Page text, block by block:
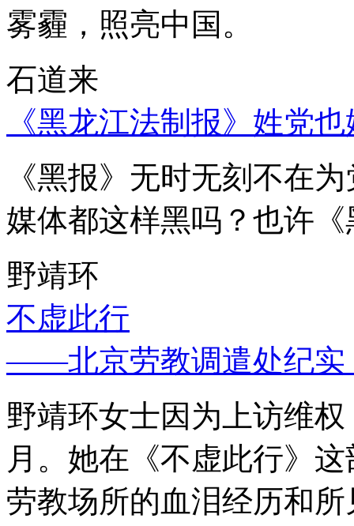
雾霾，照亮中国。
石道来
《黑龙江法制报》姓党
《黑报》无时无刻不在
媒体都这样黑吗？也许
野靖环
不虚此行
——北京劳教调遣处纪实
野靖环女士因为上访维
月。她在《不虚此行》
劳教场所的血泪经历和